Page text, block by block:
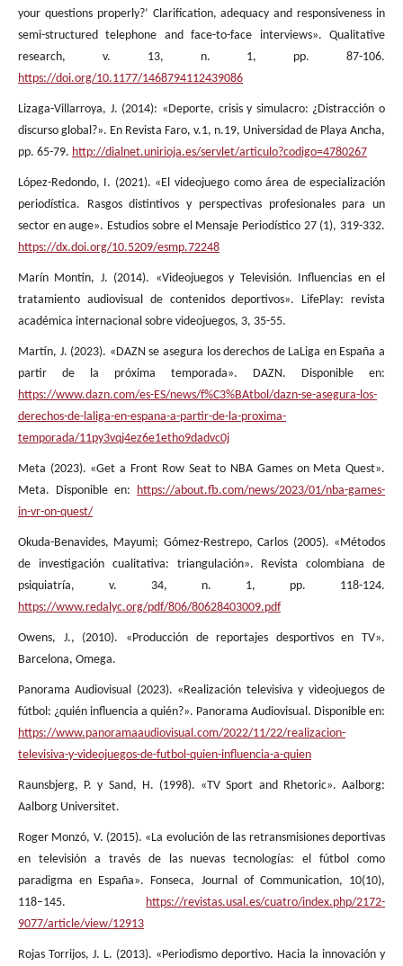
your questions properly?’ Clarification, adequacy and responsiveness in
semi-structured telephone and face-to-face interviews». Qualitative
research, v. 13, n. 1, pp. 87-106.
https://doi.org/10.1177/1468794112439086
Lizaga-Villarroya, J. (2014): «Deporte, crisis y simulacro: ¿Distracción o
discurso global?». En Revista Faro, v.1, n.19, Universidad de Playa Ancha,
pp. 65-79. http://dialnet.unirioja.es/servlet/articulo?codigo=4780267
López-Redondo, I. (2021). «El videojuego como área de especialización
periodística. Rasgos distintivos y perspectivas profesionales para un
sector en auge». Estudios sobre el Mensaje Periodístico 27 (1), 319-332.
https://dx.doi.org/10.5209/esmp.72248
Marín Montín, J. (2014). «Videojuegos y Televisión. Influencias en el
tratamiento audiovisual de contenidos deportivos». LifePlay: revista
académica internacional sobre videojuegos, 3, 35-55.
Martín, J. (2023). «DAZN se asegura los derechos de LaLiga en España a
partir de la próxima temporada». DAZN. Disponible en:
https://www.dazn.com/es-ES/news/f%C3%BAtbol/dazn-se-asegura-los-
derechos-de-laliga-en-espana-a-partir-de-la-proxima-
temporada/11py3vqj4ez6e1etho9dadvc0j
Meta (2023). «Get a Front Row Seat to NBA Games on Meta Quest».
Meta. Disponible en:
https://about.fb.com/news/2023/01/nba-games-
in-vr-on-quest/
Okuda-Benavides, Mayumi; Gómez-Restrepo, Carlos (2005). «Métodos
de investigación cualitativa: triangulación». Revista colombiana de
psiquiatría, v. 34, n. 1, pp. 118-124.
https://www.redalyc.org/pdf/806/80628403009.pdf
Owens, J., (2010). «Producción de reportajes desportivos en TV».
Barcelona, Omega.
Panorama Audiovisual (2023). «Realización televisiva y videojuegos de
fútbol: ¿quién influencia a quién?». Panorama Audiovisual. Disponible en:
https://www.panoramaaudiovisual.com/2022/11/22/realizacion-
televisiva-y-videojuegos-de-futbol-quien-influencia-a-quien
Raunsbjerg, P. y Sand, H. (1998). «TV Sport and Rhetoric». Aalborg:
Aalborg Universitet.
Roger Monzó, V. (2015). «La evolución de las retransmisiones deportivas
en televisión a través de las nuevas tecnologías: el fútbol como
paradigma en España». Fonseca, Journal of Communication, 10(10),
118–145.
https://revistas.usal.es/cuatro/index.php/2172-
9077/article/view/12913
Rojas Torrijos, J. L. (2013). «Periodismo deportivo. Hacia la innovación y